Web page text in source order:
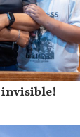
invisible!